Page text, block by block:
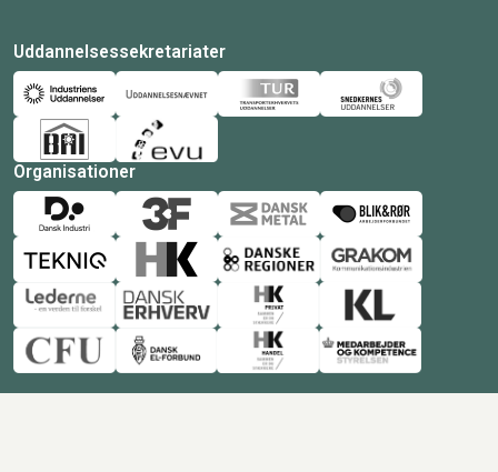
Uddannelsessekretariater
Organisationer